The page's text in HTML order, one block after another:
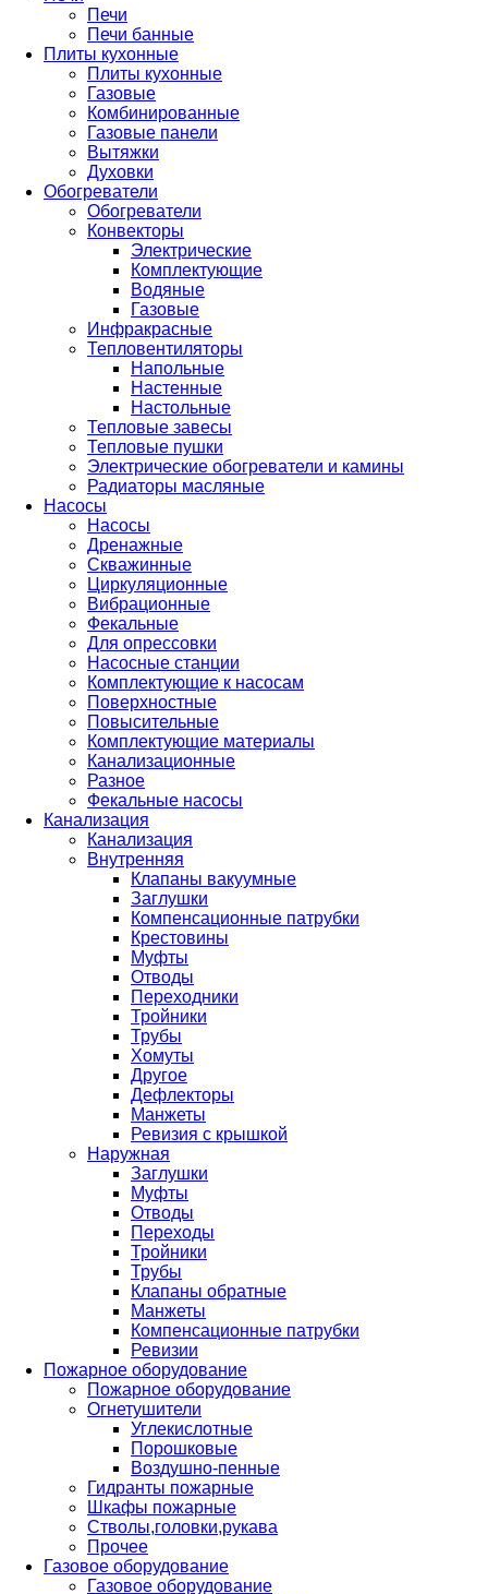
Печи
Печи банные
Плиты кухонные
Плиты кухонные
Газовые
Комбинированные
Газовые панели
Вытяжки
Духовки
Обогреватели
Обогреватели
Конвекторы
Электрические
Комплектующие
Водяные
Газовые
Инфракрасные
Тепловентиляторы
Напольные
Настенные
Настольные
Тепловые завесы
Тепловые пушки
Электрические обогреватели и камины
Радиаторы масляные
Насосы
Насосы
Дренажные
Скважинные
Циркуляционные
Вибрационные
Фекальные
Для опрессовки
Насосные станции
Комплектующие к насосам
Поверхностные
Повысительные
Комплектующие материалы
Канализационные
Разное
Фекальные насосы
Канализация
Канализация
Внутренняя
Клапаны вакуумные
Заглушки
Компенсационные патрубки
Крестовины
Муфты
Отводы
Переходники
Тройники
Трубы
Хомуты
Другое
Дефлекторы
Манжеты
Ревизия с крышкой
Наружная
Заглушки
Муфты
Отводы
Переходы
Тройники
Трубы
Клапаны обратные
Манжеты
Компенсационные патрубки
Ревизии
Пожарное оборудование
Пожарное оборудование
Огнетушители
Углекислотные
Порошковые
Воздушно-пенные
Гидранты пожарные
Шкафы пожарные
Стволы,головки,рукава
Прочее
Газовое оборудование
Газовое оборудование